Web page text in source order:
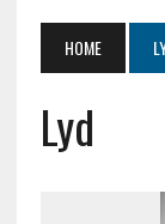
HOME
Lyd